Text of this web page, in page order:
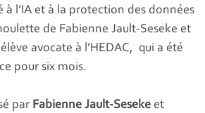
à l’IA et à la protection des données
de Fabienne Jault-Seseke et
avocate à l’HEDAC, qui a été
pour six mois.
par Fabienne Jault-Seseke et